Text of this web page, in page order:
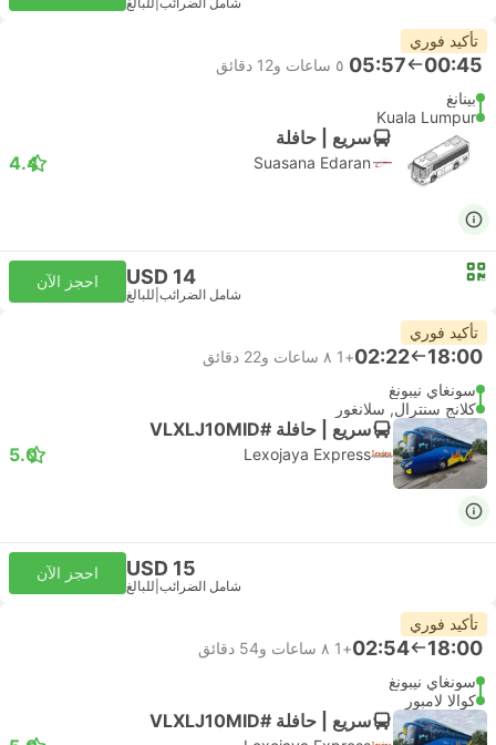
شامل الضرائب للبالغ
تأكيد فوري
00:45
05:57 ٥ ساعات و‫12 دقائق
بينانغ
Kuala Lumpur
سريع | حافلة
Suasana Edaran
4.4
USD 14
شامل الضرائب للبالغ
احجز الآن
تأكيد فوري
18:00
02:22
+1
٨ ساعات و‫22 دقائق
سونغاي نيبونغ
كلانج سنترال, سلانغور
سريع | حافلة #VLXLJ10MID
Lexojaya Express
5.0
USD 15
شامل الضرائب للبالغ
احجز الآن
تأكيد فوري
18:00
02:54
+1
٨ ساعات و‫54 دقائق
سونغاي نيبونغ
كوالا لامبور
سريع | حافلة #VLXLJ10MID